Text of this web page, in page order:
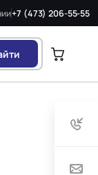
+7 (473) 206-55-55